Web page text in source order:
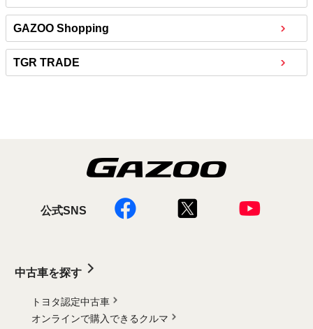
GAZOO Shopping
TGR TRADE
公式SNS
中古車を探す
トヨタ認定中古車
オンラインで購入できるクルマ